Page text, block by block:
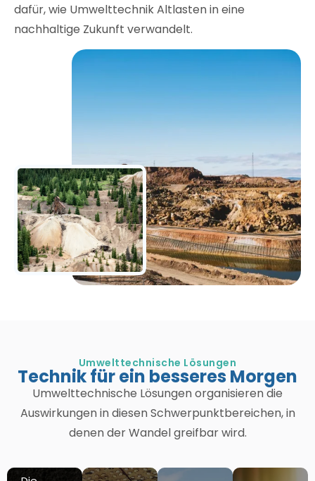
dafür, wie Umwelttechnik Altlasten in eine
nachhaltige Zukunft verwandelt.
Umwelttechnische Lösungen
Technik für ein besseres Morgen
Umwelttechnische Lösungen organisieren die
Auswirkungen in diesen Schwerpunktbereichen, in
denen der Wandel greifbar wird.